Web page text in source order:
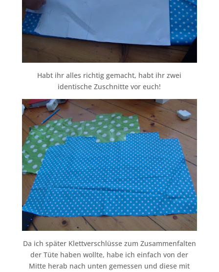
Habt ihr alles richtig gemacht, habt ihr zwei
identische Zuschnitte vor euch!
Da ich später Klettverschlüsse zum Zusammenfalten
der Tüte haben wollte, habe ich einfach von der
Mitte herab nach unten gemessen und diese mit